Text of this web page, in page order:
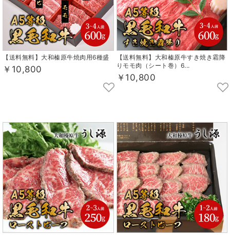
【送料無料】大和榛原牛焼肉用6種盛
￥10,800
【送料無料】大和榛原牛すき焼き霜降
りモモ肉（シート巻）6...
￥10,800